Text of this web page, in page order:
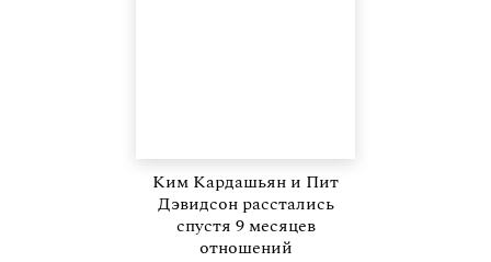
Ким Кардашьян и Пит
Дэвидсон расстались
спустя 9 месяцев
отношений